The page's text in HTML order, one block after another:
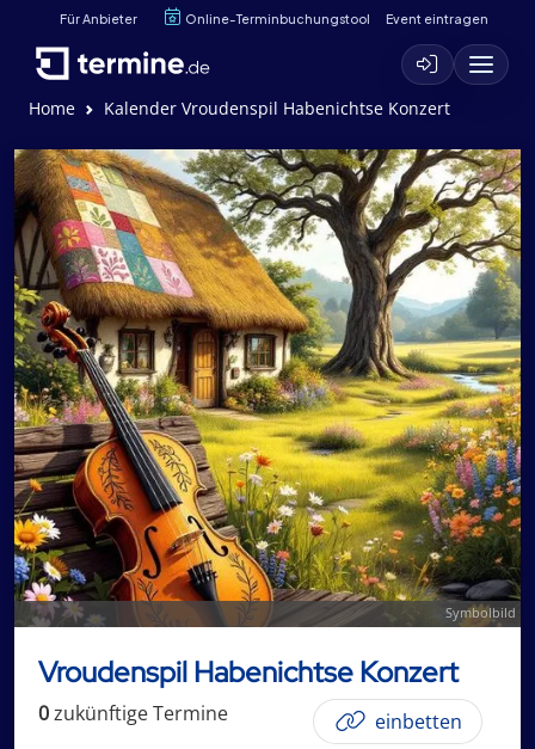
Für Anbieter Online-Terminbuchungstool Event eintragen
Home Kalender Vroudenspil Habenichtse Konzert
Symbolbild
Vroudenspil Habenichtse Konzert
0zukünftigeTermine einbetten